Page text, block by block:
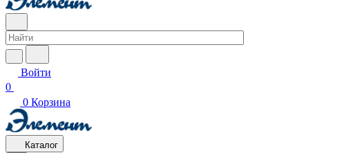
Войти
0
0 Корзина
Каталог